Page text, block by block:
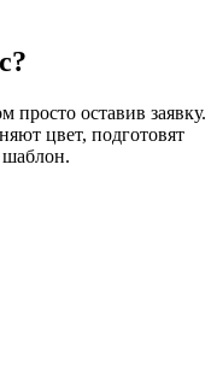
просто оставив заявку.
цвет, подготовят
шаблон.